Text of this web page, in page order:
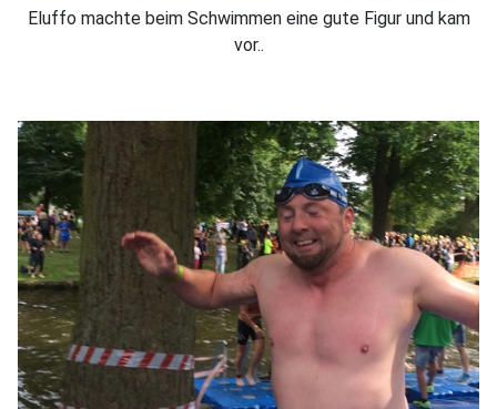
Eluffo machte beim Schwimmen eine gute Figur und kam
vor..